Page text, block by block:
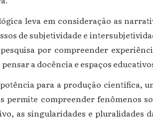
leva em consideração as
de subjetividade e
por compreender
a docência e espaços
para a produção científica,
permite compreender fenômenos
as singularidades e pluralidades